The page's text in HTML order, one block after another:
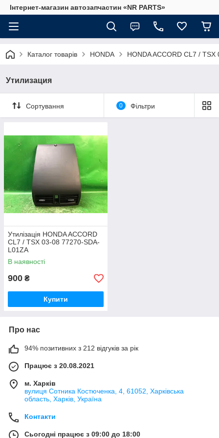
Інтернет-магазин автозапчастин «NR PARTS»
Каталог товарів HONDA HONDA ACCORD CL7 / TSX
Утилизация
Сортування 0 Фільтри
Утилізація HONDA ACCORD
CL7 / TSX 03-08 77270-SDA-
L01ZA
В наявності
900 ₴
Купити
Про нас
94% позитивних з 212 відгуків за рік
Працює з 20.08.2021
м. Харків
вулиця Сотника Костюченка, 4, 61052, Харківська
область, Харків, Україна
Контакти
Сьогодні працює з 09:00 до 18:00